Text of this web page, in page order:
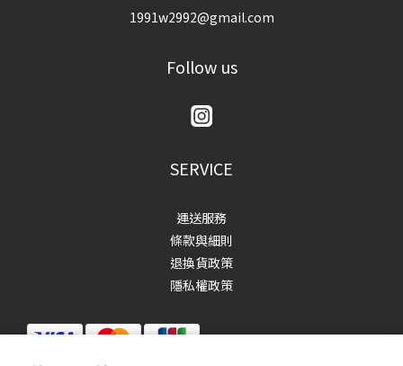
1991w2992@gmail.com
Follow us
SERVICE
運送服務
條款與細則
退換貨政策
隱私權政策